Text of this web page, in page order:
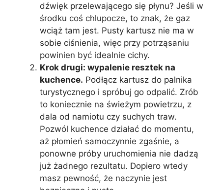
dźwięk przelewającego się płynu? Jeśli w
środku coś chlupocze, to znak, że gaz
wciąż tam jest. Pusty kartusz nie ma w
sobie ciśnienia, więc przy potrząsaniu
powinien być idealnie cichy.
Krok drugi: wypalenie resztek na
kuchence. Podłącz kartusz do palnika
turystycznego i spróbuj go odpalić. Zrób
to koniecznie na świeżym powietrzu, z
dala od namiotu czy suchych traw.
Pozwól kuchence działać do momentu,
aż płomień samoczynnie zgaśnie, a
ponowne próby uruchomienia nie dadzą
już żadnego rezultatu. Dopiero wtedy
masz pewność, że naczynie jest